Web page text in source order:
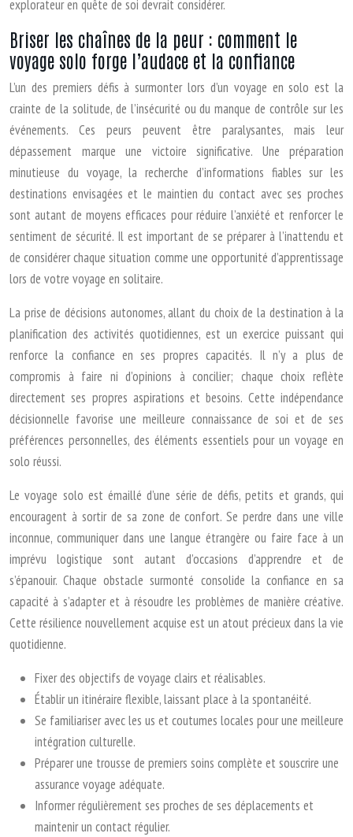
explorateur en quête de soi devrait considérer.
Briser les chaînes de la peur : comment le
voyage solo forge l’audace et la confiance
L’un des premiers défis à surmonter lors d’un voyage en solo est la
crainte de la solitude, de l’insécurité ou du manque de contrôle sur les
événements. Ces peurs peuvent être paralysantes, mais leur
dépassement marque une victoire significative. Une préparation
minutieuse du voyage, la recherche d’informations fiables sur les
destinations envisagées et le maintien du contact avec ses proches
sont autant de moyens efficaces pour réduire l’anxiété et renforcer le
sentiment de sécurité. Il est important de se préparer à l’inattendu et
de considérer chaque situation comme une opportunité d’apprentissage
lors de votre voyage en solitaire.
La prise de décisions autonomes, allant du choix de la destination à la
planification des activités quotidiennes, est un exercice puissant qui
renforce la confiance en ses propres capacités. Il n’y a plus de
compromis à faire ni d’opinions à concilier; chaque choix reflète
directement ses propres aspirations et besoins. Cette indépendance
décisionnelle favorise une meilleure connaissance de soi et de ses
préférences personnelles, des éléments essentiels pour un voyage en
solo réussi.
Le voyage solo est émaillé d’une série de défis, petits et grands, qui
encouragent à sortir de sa zone de confort. Se perdre dans une ville
inconnue, communiquer dans une langue étrangère ou faire face à un
imprévu logistique sont autant d’occasions d’apprendre et de
s’épanouir. Chaque obstacle surmonté consolide la confiance en sa
capacité à s’adapter et à résoudre les problèmes de manière créative.
Cette résilience nouvellement acquise est un atout précieux dans la vie
quotidienne.
Fixer des objectifs de voyage clairs et réalisables.
Établir un itinéraire flexible, laissant place à la spontanéité.
Se familiariser avec les us et coutumes locales pour une meilleure
intégration culturelle.
Préparer une trousse de premiers soins complète et souscrire une
assurance voyage adéquate.
Informer régulièrement ses proches de ses déplacements et
maintenir un contact régulier.